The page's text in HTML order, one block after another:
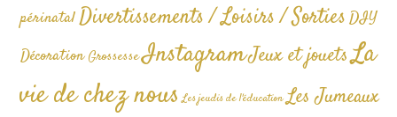
périnatalDivertissements / Loisirs / SortiesDIY
Décoration GrossesseInstagramJeux et jouetsLa
vie de chez nous Les jeudis de l'éducation Les Jumeaux